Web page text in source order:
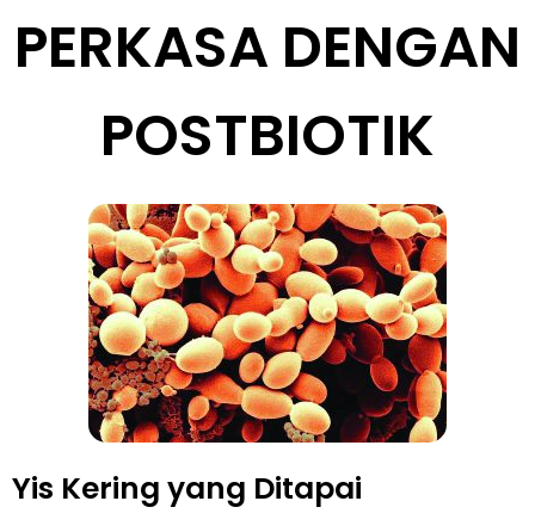
PERKASA DENGAN
POSTBIOTIK
Yis Kering yang Ditapai